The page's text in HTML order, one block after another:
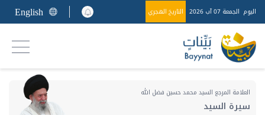
اليوم الجمعة 07 آب 2026 التاريخ الهجري English
العلامة المرجع السيد محمد حسين فضل الله
سيرة السيد